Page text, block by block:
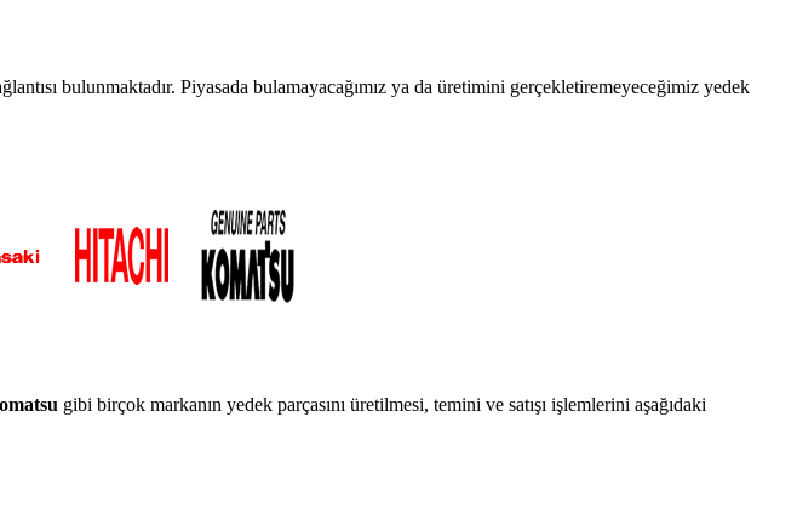
bulunmaktadır. Piyasada bulamayacağımız ya da üretimini gerçekletiremeyeceğimiz yedek
gibi birçok markanın yedek parçasını üretilmesi, temini ve satışı işlemlerini aşağıdaki